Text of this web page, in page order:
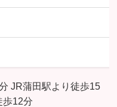
JR蒲田駅より徒歩15
歩12分